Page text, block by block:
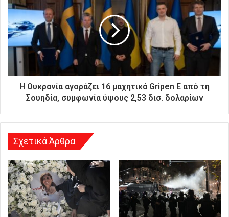
σ
α
ς
δ
ι
σ
Η Ουκρανία αγοράζει 16 μαχητικά Gripen E από τη
Σουηδία, συμφωνία ύψους 2,53 δισ. δολαρίων
Σχετικά Άρθρα